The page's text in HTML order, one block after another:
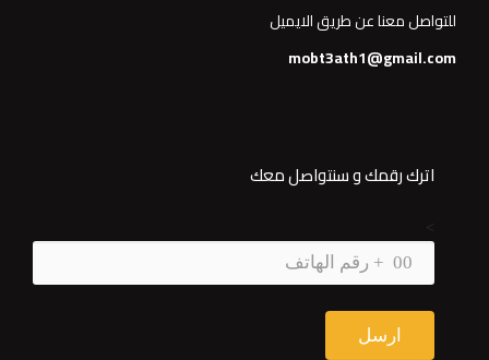
للتواصل معنا عن طريق الايميل
mobt3ath1@gmail.com
اترك رقمك و سنتواصل معك